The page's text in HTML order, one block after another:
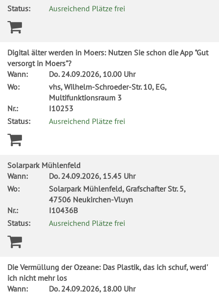
Status:
Ausreichend Plätze frei
Digital älter werden in Moers: Nutzen Sie schon die App "Gut
versorgt in Moers"?
Wann:
Do.24.09.2026, 10.00 Uhr
Wo:
vhs, Wilhelm-Schroeder-Str. 10, EG,
Multifunktionsraum 3
Nr.:
I10253
Status:
Ausreichend Plätze frei
Solarpark Mühlenfeld
Wann:
Do.24.09.2026, 15.45 Uhr
Wo:
Solarpark Mühlenfeld, Grafschafter Str. 5,
47506 Neukirchen-Vluyn
Nr.:
I10436B
Status:
Ausreichend Plätze frei
Die Vermüllung der Ozeane: Das Plastik, das ich schuf, werd'
ich nicht mehr los
Wann:
Do.24.09.2026, 18.00 Uhr